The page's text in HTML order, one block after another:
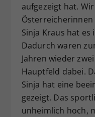
aufgezeigt hat.
Sinja Kraus hat
Dadurch waren
Jahren wieder
Hauptfeld dabei.
Sinja hat eine
gezeigt. Das
unheimlich hoch,